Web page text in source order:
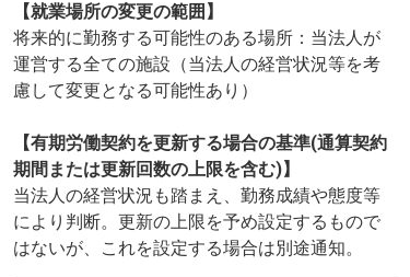
【就業場所の変更の範囲】
将来的に勤務する可能性のある場所：当法人が
運営する全ての施設（当法人の経営状況等を考
慮して変更となる可能性あり）
【有期労働契約を更新する場合の基準(通算契約
期間または更新回数の上限を含む)】
当法人の経営状況も踏まえ、勤務成績や態度等
により判断。更新の上限を予め設定するもので
はないが、これを設定する場合は別途通知。